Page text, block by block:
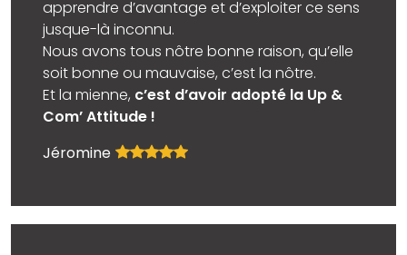
apprendre d’avantage et d’exploiter ce sens
jusque-là inconnu.
Nous avons tous nôtre bonne raison, qu’elle
soit bonne ou mauvaise, c’est la nôtre.
Et la mienne, c’est d’avoir adopté la Up &
Com’ Attitude !
Jéromine